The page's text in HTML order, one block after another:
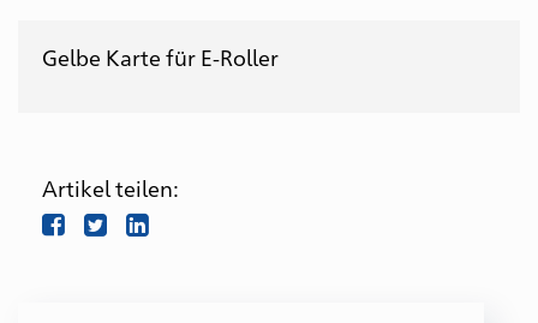
Gelbe Karte für E-Roller
Artikel teilen:
facebook
twitterLinkedIn